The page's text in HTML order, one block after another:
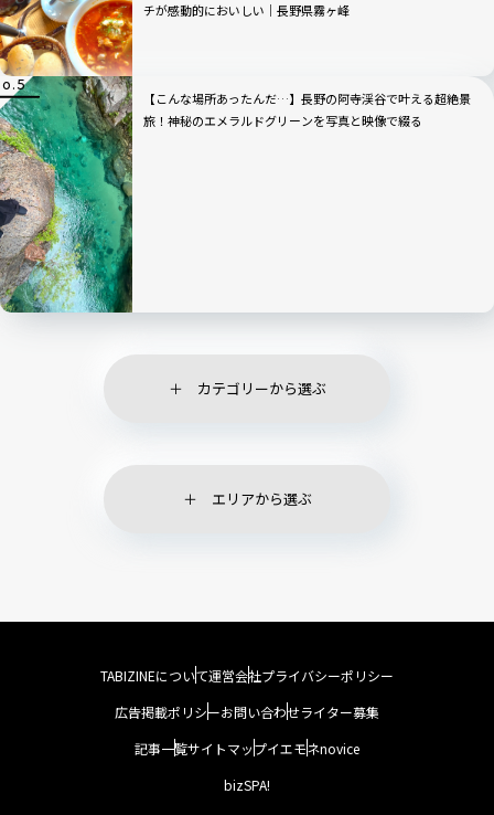
チが感動的においしい｜長野県霧ヶ峰
【こんな場所あったんだ…】長野の阿寺渓谷で叶える超絶景
旅！神秘のエメラルドグリーンを写真と映像で綴る
カテゴリーから選ぶ
エリアから選ぶ
TABIZINEについて運営会社プライバシーポリシー
広告掲載ポリシーお問い合わせライター募集
記事一覧サイトマップイエモネnovice
bizSPA!